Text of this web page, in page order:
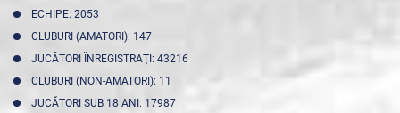
ECHIPE: 2053
CLUBURI (AMATORI): 147
JUCĂTORI ÎNREGISTRAŢI: 43216
CLUBURI (NON-AMATORI): 11
JUCĂTORI SUB 18 ANI: 17987